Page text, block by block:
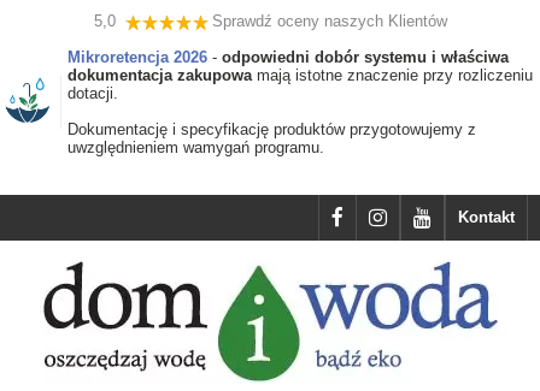
5,0
Sprawdź oceny naszych Klientów
Mikroretencja 2026 - odpowiedni dobór systemu i właściwa
dokumentacja zakupowamają istotne znaczenie przy rozliczeniu
dotacji.
Dokumentację i specyfikację produktów przygotowujemy z
uwzględnieniem wamygań programu.
Kontakt